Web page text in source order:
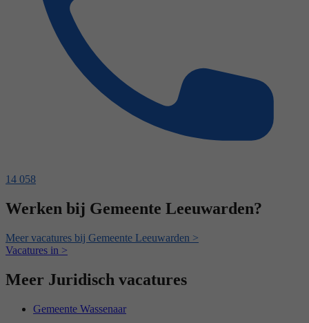
14 058
Werken bij Gemeente Leeuwarden?
Meer vacatures bij Gemeente Leeuwarden >
Vacatures in >
Meer Juridisch vacatures
Gemeente Wassenaar